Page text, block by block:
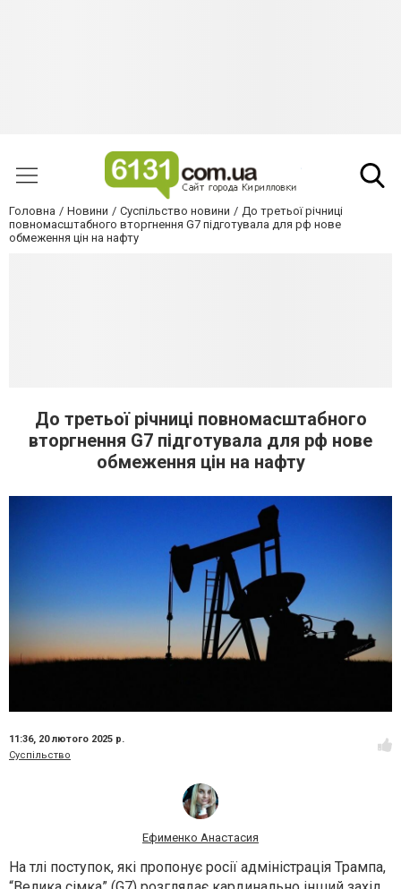
Головна Новини Суспільство новини
До третьої річниці
повномасштабного вторгнення G7 підготувала для рф нове
обмеження цін на нафту
До третьої річниці повномасштабного
вторгнення G7 підготувала для рф нове
обмеження цін на нафту
11:36, 20 лютого 2025 р.
Суспільство
Ефименко Анастасия
На тлі поступок, які пропонує росії адміністрація Трампа,